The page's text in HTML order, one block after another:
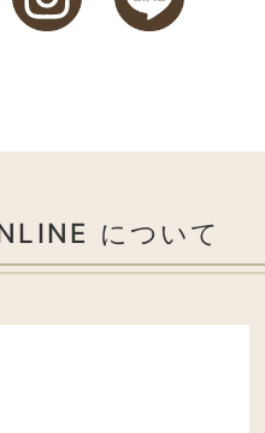
について